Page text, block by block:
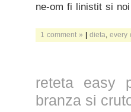
ne-om fi linistit si
1 comment » | dieta every
reteta easy
branza si